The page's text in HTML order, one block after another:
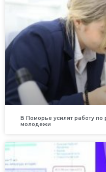
В Поморье усилят работу по
молодежи